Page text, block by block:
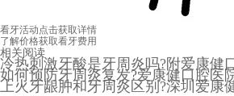
看牙活动点击获取详情
了解价格获取看牙费用
相关阅读
冷热刺激牙酸是牙周炎吗?附爱康健
如何预防牙周炎复发?爱康健口腔医
上火牙龈肿和牙周炎区别?深圳爱康